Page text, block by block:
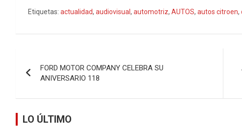
Etiquetas: actualidad, audiovisual , automotriz, AUTOS, autos citroen,
de
entradas
FORD MOTOR COMPANY CELEBRA SU
ANIVERSARIO 118
LO ÚLTIMO